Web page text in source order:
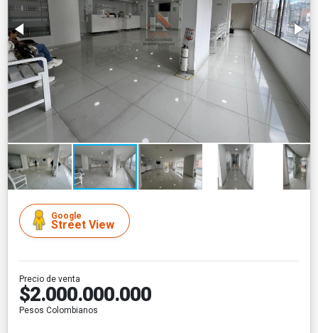
Google
Street View
Precio de venta
$2.000.000.000
Pesos Colombianos